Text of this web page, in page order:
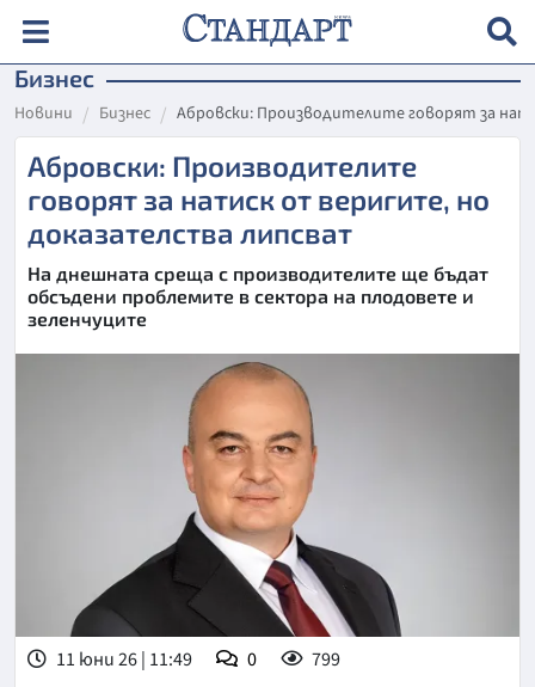
Бизнес
Новини Бизнес Абровски: Производителите говорят за
Абровски: Производителите
говорят за натиск от веригите, но
доказателства липсват
На днешната среща с производителите ще бъдат
обсъдени проблемите в сектора на плодовете и
зеленчуците
11 юни 26 | 11:49 0 799